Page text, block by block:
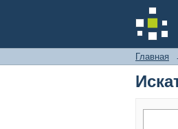
Главная